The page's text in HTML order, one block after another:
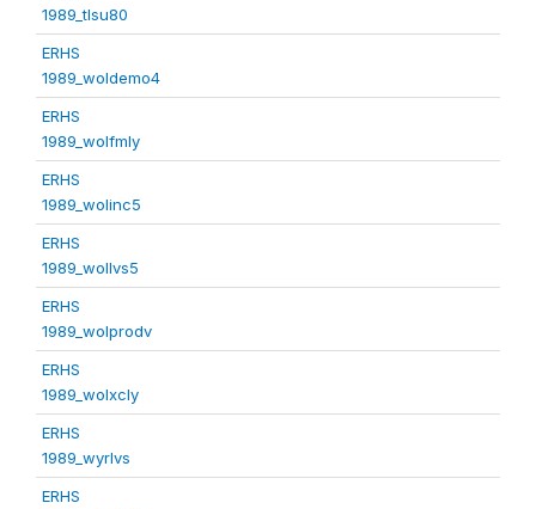
1989_tlsu80
ERHS
1989_woldemo4
ERHS
1989_wolfmly
ERHS
1989_wolinc5
ERHS
1989_wollvs5
ERHS
1989_wolprodv
ERHS
1989_wolxcly
ERHS
1989_wyrlvs
ERHS